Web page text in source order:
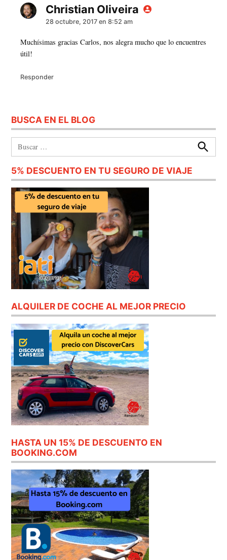
Christian Oliveira dice:
28 octubre, 2017 en 8:52 am
Muchísimas gracias Carlos, nos alegra mucho que lo encuentres
útil!
Responder
BUSCA EN EL BLOG
Buscar:
Buscar
5% DESCUENTO EN TU SEGURO DE VIAJE
ALQUILER DE COCHE AL MEJOR PRECIO
HASTA UN 15% DE DESCUENTO EN
BOOKING.COM